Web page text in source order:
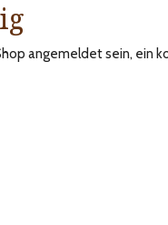
angemeldet sein, ein